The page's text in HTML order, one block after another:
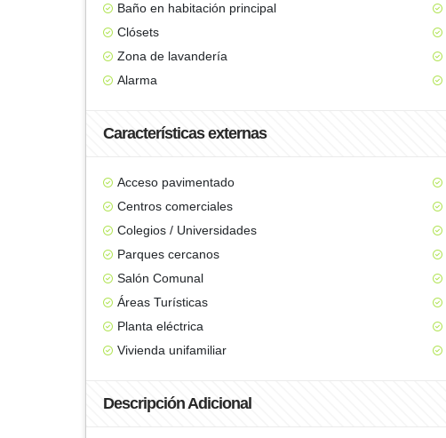
Baño en habitación principal
Clósets
Zona de lavandería
Alarma
Características externas
Acceso pavimentado
Centros comerciales
Colegios / Universidades
Parques cercanos
Salón Comunal
Áreas Turísticas
Planta eléctrica
Vivienda unifamiliar
Descripción Adicional